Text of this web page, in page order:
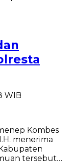
WIB
Kombes
menerima
tersebut…